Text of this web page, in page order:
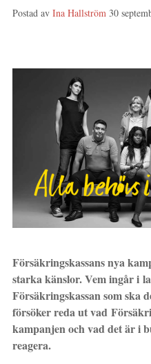
Postad av Ina Hallström 30
Försäkringskassans nya
starka känslor. Vem ingår i
Försäkringskassan som ska
försöker reda ut vad
kampanjen och vad det är i
reagera.